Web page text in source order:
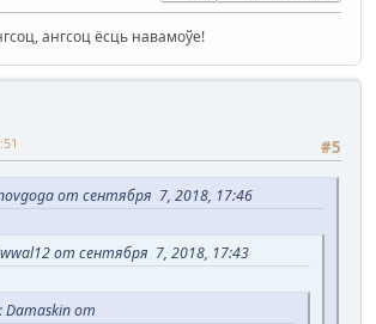
ангсоц ёсць навамоўе!
#5
от сентября 7, 2018, 17:46
от сентября 7, 2018, 17:43
от